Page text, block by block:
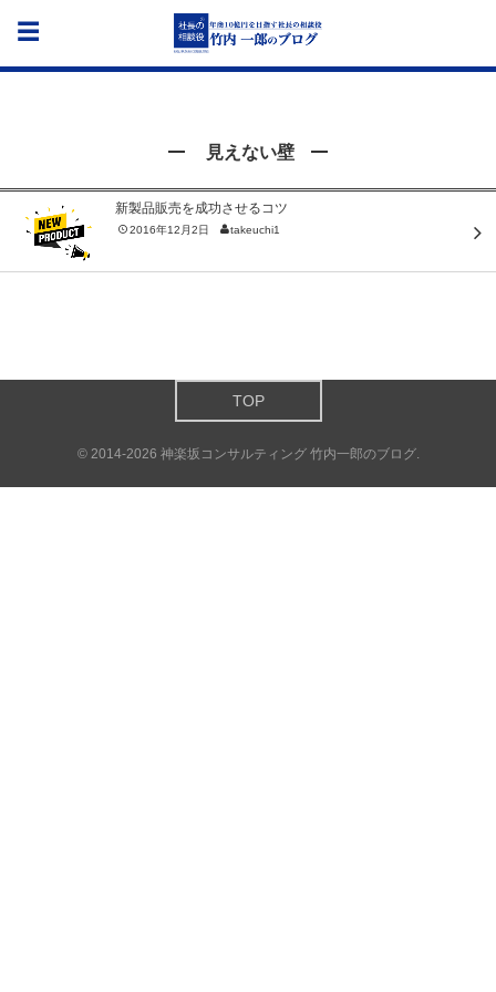
見えない壁
新製品販売を成功させるコツ
2016年12月2日 takeuchi1
TOP
© 2014-2026 神楽坂コンサルティング 竹内一郎のブログ.